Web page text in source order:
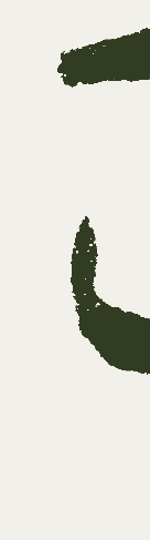
gedacht
van
opgroeien
te